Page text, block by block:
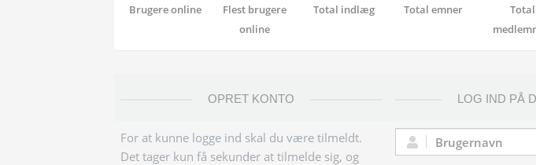
Brugere online
Flest brugere
online
Total indlæg Total emner
Total
OPRET KONTO
For at kunne logge ind skal du være tilmeldt.
Det tager kun få sekunder at tilmelde sig, og
LOG IND PÅ
Brugernavn: